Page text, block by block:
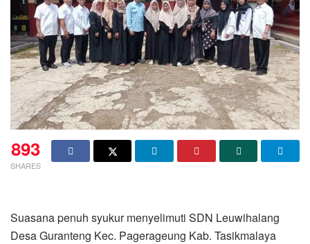
893
SHARES
Suasana penuh syukur menyelimuti SDN Leuwihalang
Desa Guranteng Kec. Pagerageung Kab. Tasikmalaya